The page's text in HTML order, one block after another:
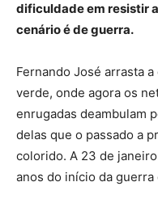
dificuldade em resistir
cenário é de guerra.
Fernando José arrasta
verde, onde agora os
enrugadas deambulam
delas que o passado a
colorido. A 23 de
anos do início da